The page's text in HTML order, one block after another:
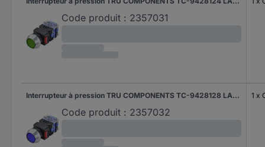
Code produit : 2357031
Interrupteur à pression TRU COMPONENTS TC-9428128 LAS0-L-11Z/B/12V 250 V 5 A 1 x Off/On à accrochage bleu IP40
Code produit : 2357032
1 x